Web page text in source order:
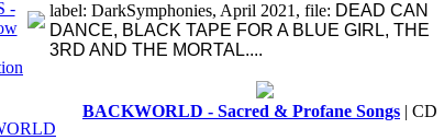
label: DarkSymphonies, April 2021, file: DEAD CAN
DANCE, BLACK TAPE FOR A BLUE GIRL, THE
3RD AND THE MORTAL....
BACKWORLD - Sacred & Profane Songs | CD